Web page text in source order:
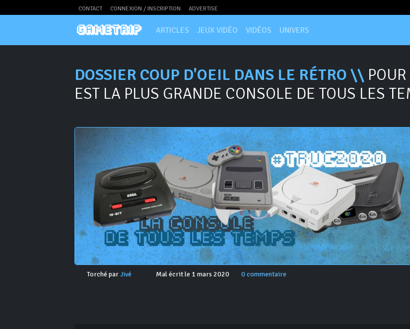
CONTACT CONNEXION / INSCRIPTION ADVERTISE
ARTICLES JEUX VIDÉO VIDÉOS UNIVERS
DOSSIER COUP D'OEIL DANS LE RÉTRO \\
EST LA PLUS GRANDE CONSOLE DE TOUS LES
Torché parJivé Mal écrit le 1 mars 2020 0 commentaire